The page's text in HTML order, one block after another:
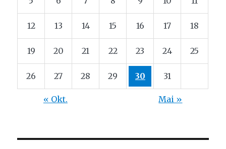
12 13 14 15 16 17 18
19 20 21 22 23 24 25
26 27 28 29 30 31
« Okt. Mai »